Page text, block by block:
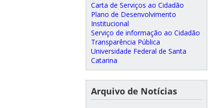
Carta de Serviços ao Cidadão
Plano de Desenvolvimento
Institucional
Serviço de informação ao Cidadão
Transparência Pública
Universidade Federal de Santa
Catarina
Arquivo de Notícias